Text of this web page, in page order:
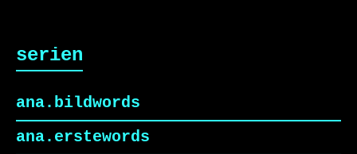
serien
ana.bildwords
ana.erstewords